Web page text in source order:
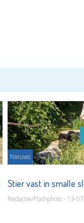
Nieuws
Stier vast in smalle
Redactie/Flashphoto - 13-